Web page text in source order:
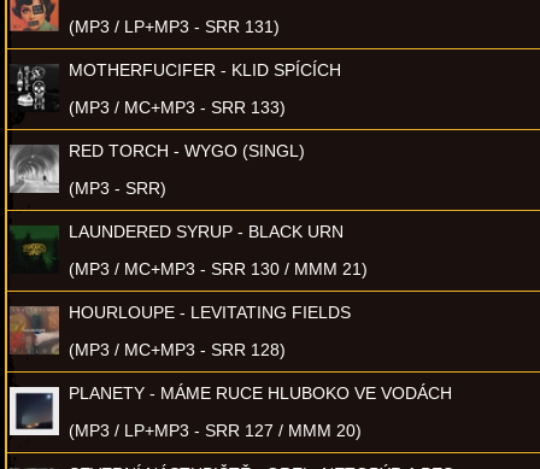
(MP3 / LP+MP3 - SRR 131)
MOTHERFUCIFER - KLID SPÍCÍCH
(MP3 / MC+MP3 - SRR 133)
RED TORCH - WYGO (SINGL)
(MP3 - SRR)
LAUNDERED SYRUP - BLACK URN
(MP3 / MC+MP3 - SRR 130 / MMM 21)
HOURLOUPE - LEVITATING FIELDS
(MP3 / MC+MP3 - SRR 128)
PLANETY - MÁME RUCE HLUBOKO VE VODÁCH
(MP3 / LP+MP3 - SRR 127 / MMM 20)